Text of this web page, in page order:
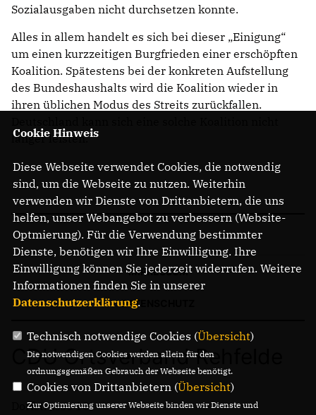
Sozialausgaben nicht durchsetzen konnte.
Alles in allem handelt es sich bei dieser „Einigung“
um einen kurzzeitigen Burgfrieden einer erschöpften
Koalition. Spätestens bei der konkreten Aufstellung
des Bundeshaushalts wird die Koalition wieder in
ihren üblichen Modus des Streits zurückfallen.
länger leisten.“
IMPRESSUM
DATENSCHUTZ
CDU Ortsverband Rehfelde
Dorfstrasse 18
Cookie Hinweis
Diese Webseite verwendet Cookies, die notwendig
sind, um die Webseite zu nutzen. Weiterhin
verwenden wir Dienste von Drittanbietern, die uns
helfen, unser Webangebot zu verbessern (Website-
Optmierung). Für die Verwendung bestimmter
Dienste, benötigen wir Ihre Einwilligung. Ihre
Einwilligung können Sie jederzeit widerrufen. Weitere
Informationen finden Sie in unserer
Datenschutzerklärung.
Technisch notwendige Cookies (Übersicht)
Die notwendigen Cookies werden allein für den
ordnungsgemäßen Gebrauch der Webseite benötigt.
Cookies von Drittanbietern (Übersicht)
Zur Optimierung unserer Webseite binden wir Dienste und